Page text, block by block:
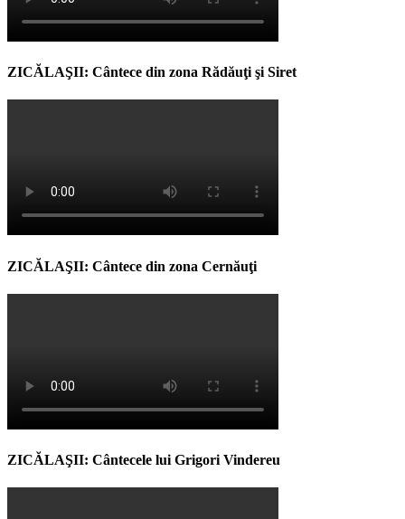
ZICĂLAŞII: Cântece din zona Rădăuţi şi Siret
ZICĂLAŞII: Cântece din zona Cernăuţi
ZICĂLAŞII: Cântecele lui Grigori Vindereu